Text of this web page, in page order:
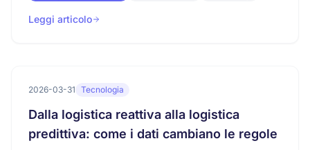
Leggi articolo
2026-03-31 Tecnologia
Dalla logistica reattiva alla logistica
predittiva: come i dati cambiano le regole